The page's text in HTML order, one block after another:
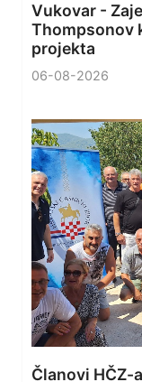
Vukovar -
Thompsonov
projekta
06-08-2026
Članovi HČZ-